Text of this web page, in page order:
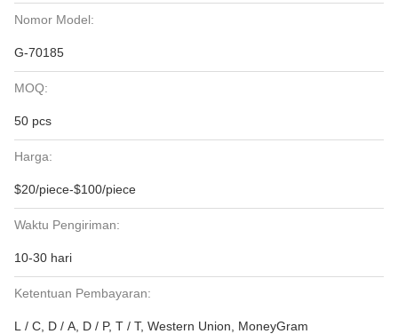
Nomor Model:
G-70185
MOQ:
50 pcs
Harga:
$20/piece-$100/piece
Waktu Pengiriman:
10-30 hari
Ketentuan Pembayaran:
L / C, D / A, D / P, T / T, Western Union, MoneyGram